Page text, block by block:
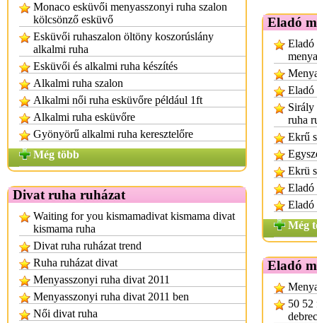
Monaco esküvői menyasszonyi ruha szalon
kölcsönző esküvő
Esküvői ruhaszalon öltöny koszorúslány
alkalmi ruha
Esküvői és alkalmi ruha készítés
Alkalmi ruha szalon
Alkalmi női ruha esküvőre például 1ft
Alkalmi ruha esküvőre
Gyönyörű alkalmi ruha keresztelőre
Még több
Divat ruha ruházat
Waiting for you kismamadivat kismama divat
kismama ruha
Divat ruha ruházat trend
Ruha ruházat divat
Menyasszonyi ruha divat 2011
Menyasszonyi ruha divat 2011 ben
Női divat ruha
Eladó
Eladó
Eladó
Sirály
ruha
Ekrű
Ekrü
Eladó
Eladó
Még
Eladó
50 52